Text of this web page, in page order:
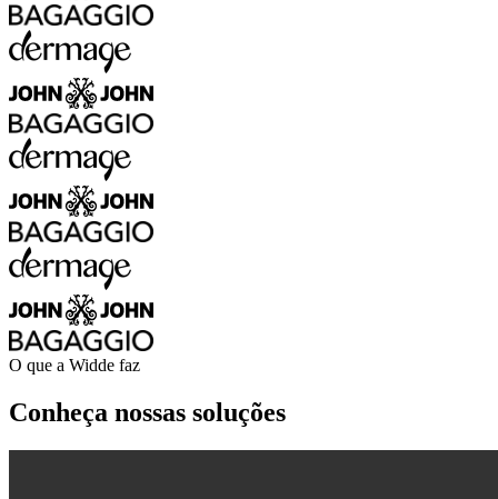
O que a Widde faz
Conheça nossas soluções